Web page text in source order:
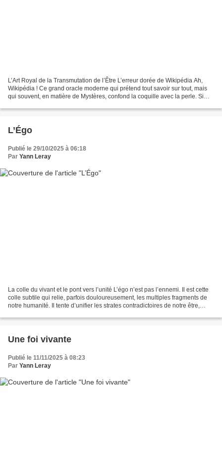
L’Art Royal de la Transmutation de l’Être L’erreur dorée de Wikipédia Ah,
Wikipédia ! Ce grand oracle moderne qui prétend tout savoir sur tout, mais
qui souvent, en matière de Mystères, confond la coquille avec la perle. Si
L’Égo
Publié le 29/10/2025 à 06:18
Par Yann Leray
La colle du vivant et le pont vers l’unité L’égo n’est pas l’ennemi. Il est cette
colle subtile qui relie, parfois douloureusement, les multiples fragments de
notre humanité. Il tente d’unifier les strates contradictoires de notre être,
Une foi vivante
Publié le 11/11/2025 à 08:23
Par Yann Leray